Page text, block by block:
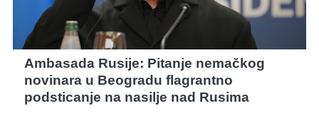
Ambasada Rusije: Pitanje nemačkog
novinara u Beogradu flagrantno
podsticanje na nasilje nad Rusima